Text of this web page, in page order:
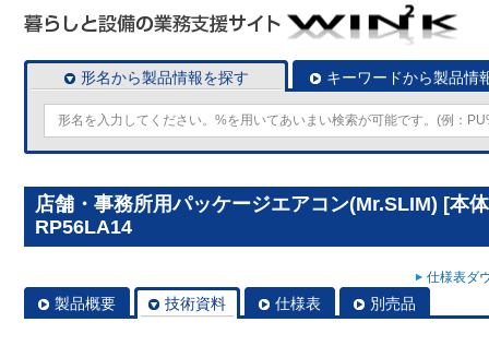
形名から製品情報を探す キーワードから製品情
店舗・事務所用パッケージエアコン(Mr.SLIM) [本
RP56LA14
仕様表ダ
製品概要 技術資料 仕様表 別売品